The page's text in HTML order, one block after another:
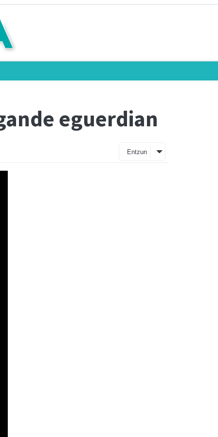
eguerdian
Entzun